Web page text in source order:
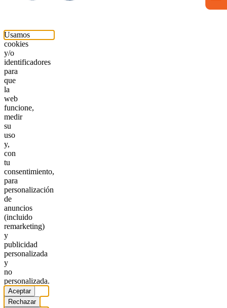
Usamos
cookies
y/o
identificadores
para
que
la
web
funcione,
medir
su
uso
y,
con
tu
consentimiento,
para
personalización
de
anuncios
(incluido
remarketing)
y
publicidad
personalizada
y
no
personalizada.
Aceptar
Rechazar